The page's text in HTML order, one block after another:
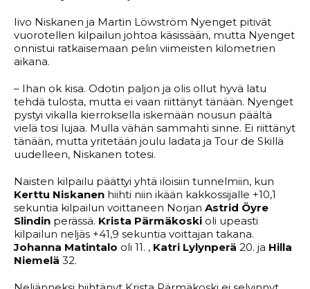
Iivo Niskanen ja Martin Löwström Nyenget pitivät
vuorotellen kilpailun johtoa käsissään, mutta Nyenget
onnistui ratkaisemaan pelin viimeisten kilometrien
aikana.
– Ihan ok kisa. Odotin paljon ja olis ollut hyvä latu
tehdä tulosta, mutta ei vaan riittänyt tänään. Nyenget
pystyi vikalla kierroksella iskemään nousun päältä
vielä tosi lujaa. Mulla vähän sammahti sinne. Ei riittänyt
tänään, mutta yritetään joulu ladata ja Tour de Skillä
uudelleen, Niskanen totesi.
Naisten kilpailu päättyi yhtä iloisiin tunnelmiin, kun
Kerttu Niskanen hiihti niin ikään kakkossijalle +10,1
sekuntia kilpailun voittaneen Norjan Astrid Öyre
Slindin perässä. Krista Pärmäkoski oli upeasti
kilpailun neljäs +41,9 sekuntia voittajan takana.
Johanna Matintalo oli 11. , Katri Lylynperä 20. ja Hilla
Niemelä 32.